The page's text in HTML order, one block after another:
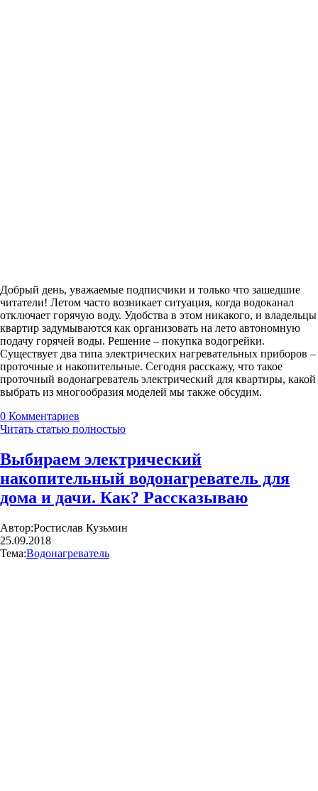
Добрый день, уважаемые подписчики и только что зашедшие
читатели! Летом часто возникает ситуация, когда водоканал
отключает горячую воду. Удобства в этом никакого, и владельцы
квартир задумываются как организовать на лето автономную
подачу горячей воды. Решение – покупка водогрейки.
Существует два типа электрических нагревательных приборов –
проточные и накопительные. Сегодня расскажу, что такое
проточный водонагреватель электрический для квартиры, какой
выбрать из многообразия моделей мы также обсудим.
0 Комментариев
Читать статью полностью
Выбираем электрический
накопительный водонагреватель для
дома и дачи. Как? Рассказываю
Автор:Ростислав Кузьмин
25.09.2018
Тема:Водонагреватель